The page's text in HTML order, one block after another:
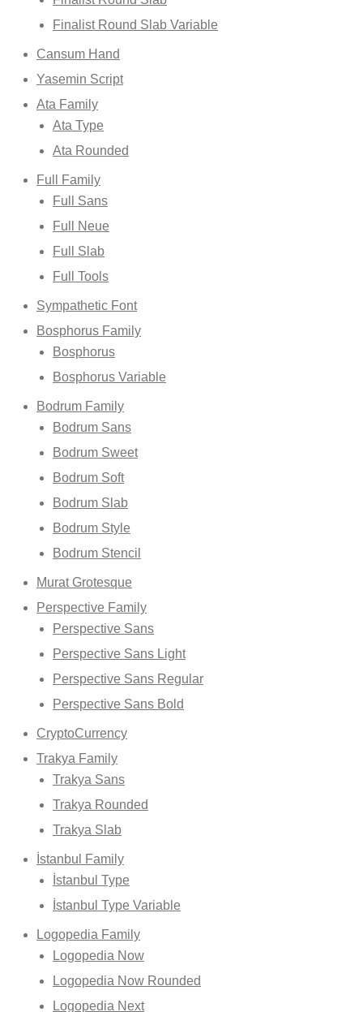
Finalist Round Slab Variable
Cansum Hand
Yasemin Script
Ata Family
Ata Type
Ata Rounded
Full Family
Full Sans
Full Neue
Full Slab
Full Tools
Sympathetic Font
Bosphorus Family
Bosphorus
Bosphorus Variable
Bodrum Family
Bodrum Sans
Bodrum Sweet
Bodrum Soft
Bodrum Slab
Bodrum Style
Bodrum Stencil
Murat Grotesque
Perspective Family
Perspective Sans
Perspective Sans Light
Perspective Sans Regular
Perspective Sans Bold
CryptoCurrency
Trakya Family
Trakya Sans
Trakya Rounded
Trakya Slab
İstanbul Family
İstanbul Type
İstanbul Type Variable
Logopedia Family
Logopedia Now
Logopedia Now Rounded
Logopedia Next